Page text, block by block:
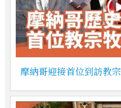
摩納哥迎接首位到訪教宗